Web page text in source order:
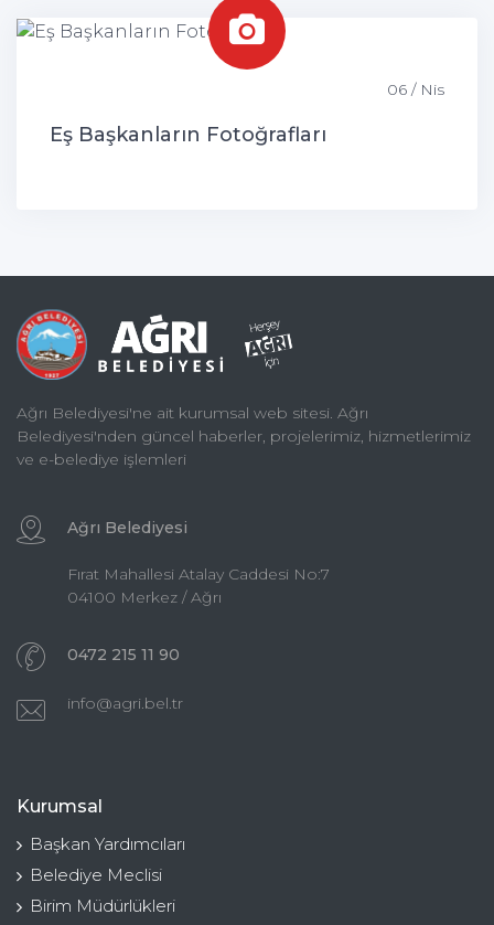
06 / Nis
Eş Başkanların Fotoğrafları
Ağrı Belediyesi'ne ait kurumsal web sitesi. Ağrı
Belediyesi'nden güncel haberler, projelerimiz, hizmetlerimiz
ve e-belediye işlemleri
Ağrı Belediyesi
Fırat Mahallesi Atalay Caddesi No:7
04100 Merkez / Ağrı
0472 215 11 90
info@agri.bel.tr
Kurumsal
Başkan Yardımcıları
Belediye Meclisi
Birim Müdürlükleri